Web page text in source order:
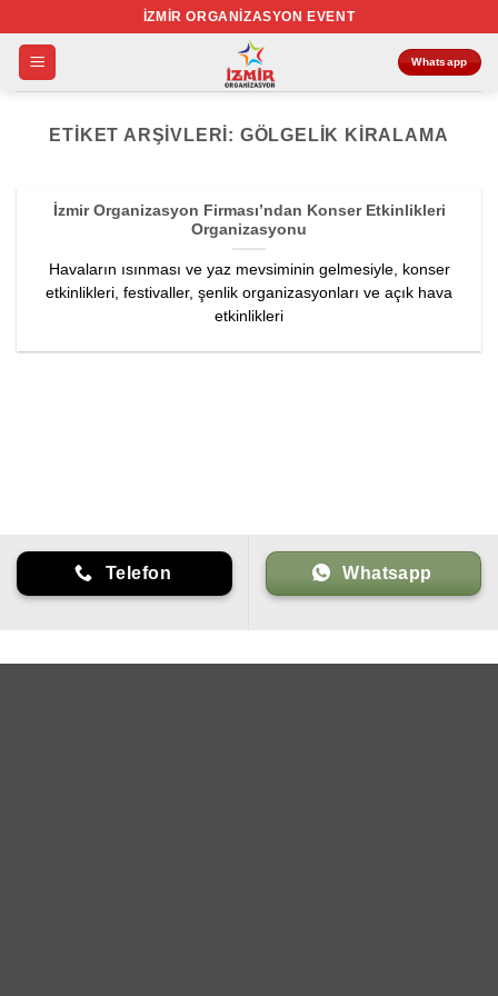
atla
İZMIR ORGANIZASYON EVENT
Whatsapp
ETIKET ARŞIVLERI: GÖLGELIK KIRALAMA
İzmir Organizasyon Firması’ndan Konser Etkinlikleri
Organizasyonu
Havaların ısınması ve yaz mevsiminin gelmesiyle, konser
etkinlikleri, festivaller, şenlik organizasyonları ve açık hava
etkinlikleri
Telefon Whatsapp